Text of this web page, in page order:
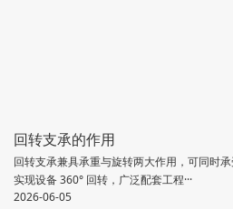
回转支承的作用
回转支承兼具承重与旋转两大作用，可同时
实现设备 360° 回转，广泛配套工程···
2026-06-05